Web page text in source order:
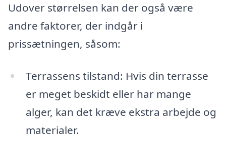
Udover størrelsen kan der også være
andre faktorer, der indgår i
prissætningen, såsom:
Terrassens tilstand: Hvis din terrasse
er meget beskidt eller har mange
alger, kan det kræve ekstra arbejde og
materialer.